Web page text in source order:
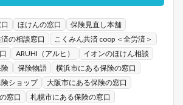
ほけんの窓口
保険見直し本舗
の相談窓口
こくみん共済 coop ＜全労済＞
ARUHI（アルヒ）
イオンのほけん相談
保険物語
横浜市にある保険の窓口
ショップ
大阪市にある保険の窓口
窓口
札幌市にある保険の窓口